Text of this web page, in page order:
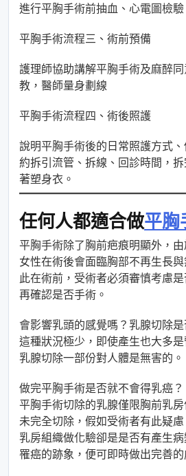
進行平胸手術前抽血、心電圖檢驗
平胸手術流程三、術前預備
護理師協助講解平胸手術及麻醉
教，醫師量身劃線
平胸手術流程四、術後照護
說明平胸手術後的日常照護方式
約拆引流管、拆線、回診時間，
著塑身衣。
任何人都適合做平胸
平胸手術除了胸前疤痕明顯外，由
女性在術後會面臨胸部不再生長
此在術前，受術者必須審慎考慮
再確認是否手術。
會影響乳頭的感覺嗎？乳腺切除
這種狀況極少，即使產生也大多是
乳腺切除一部份對人體是無害的。
做完平胸手術是否就不會得乳癌？
平胸手術切除的乳腺僅限胸前乳
未完全切除，假如受術者有此疑
乳房組織做化驗卻是是否有產生
罹癌的跡象，便可即時做出完善的